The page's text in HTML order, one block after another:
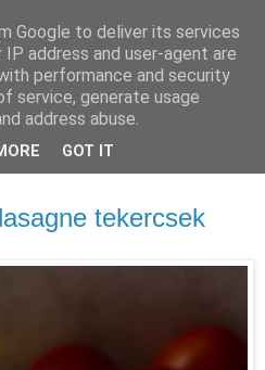
tekercsek
Google to deliver its services
address and user-agent are
performance and security
service, generate usage
address abuse.
GOT IT